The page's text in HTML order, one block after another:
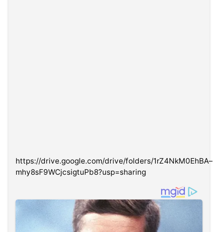
https://drive.google.com/drive/folders/1rZ4NkM0EhBA–
mhy8sF9WCjcsigtuPb8?usp=sharing